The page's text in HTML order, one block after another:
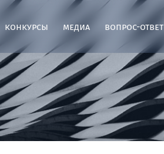
конкурсы медиа вопрос-ответ